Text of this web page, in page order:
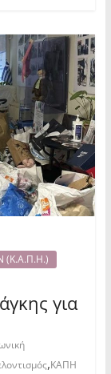
(Κ.Α.Π.Η.)
για
,ΚΑΠΗ